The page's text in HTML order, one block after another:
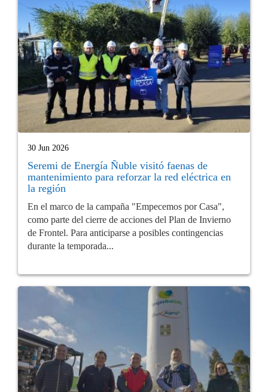
30 Jun 2026
Seremi de Energía Ñuble visitó faenas de
mantenimiento para reforzar la red eléctrica en
la región
En el marco de la campaña "Empecemos por Casa",
como parte del cierre de acciones del Plan de Invierno
de Frontel. Para anticiparse a posibles contingencias
durante la temporada...